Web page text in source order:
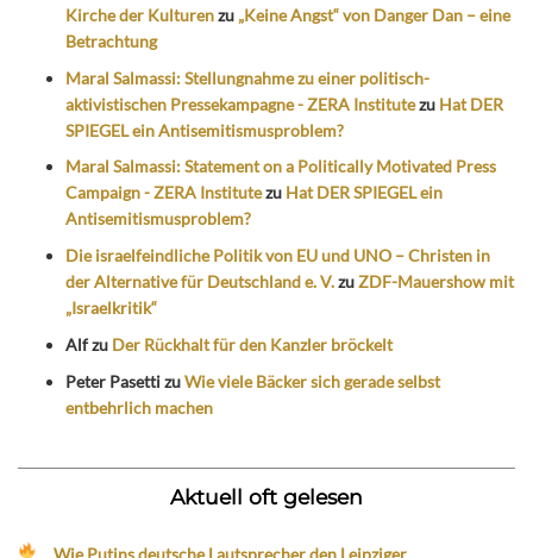
Kirche der Kulturenzu „Keine Angst“ von Danger Dan – eine
Betrachtung
Maral Salmassi: Stellungnahme zu einer politisch-
aktivistischen Pressekampagne - ZERA Institutezu Hat DER
SPIEGEL ein Antisemitismusproblem?
Maral Salmassi: Statement on a Politically Motivated Press
Campaign - ZERA Institutezu Hat DER SPIEGEL ein
Antisemitismusproblem?
Die israelfeindliche Politik von EU und UNO – Christen in
der Alternative für Deutschland e. V.zuZDF-Mauershow mit
„Israelkritik“
Alfzu Der Rückhalt für den Kanzler bröckelt
Peter PasettizuWie viele Bäcker sich gerade selbst
entbehrlich machen
Aktuell oft gelesen
Wie Putins deutsche Lautsprecher den Leipziger